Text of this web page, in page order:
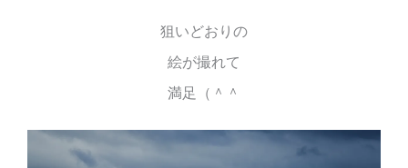
狙いどおりの
絵が撮れて
満足（＾＾